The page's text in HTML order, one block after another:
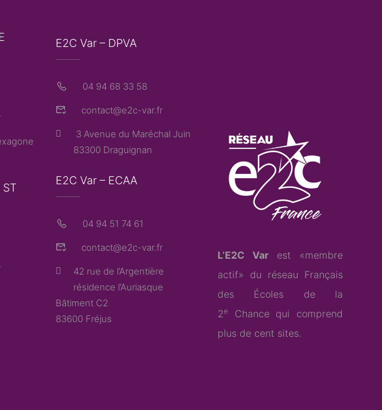
ST
E2C Var – DPVA
04 94 68 33 58
contact@e2c-var.fr
3 Avenue du Maréchal Juin
83300 Draguignan
E2C Var – ECAA
04 94 51 74 61
contact@e2c-var.fr
42 rue de l’Argentière
résidence l’Auriasque
Bâtiment C2
83600 Fréjus
L’E2C Varest «membre
actif» du réseau Français
des Écoles de la
2e Chancequi comprend
plus de cent sites.